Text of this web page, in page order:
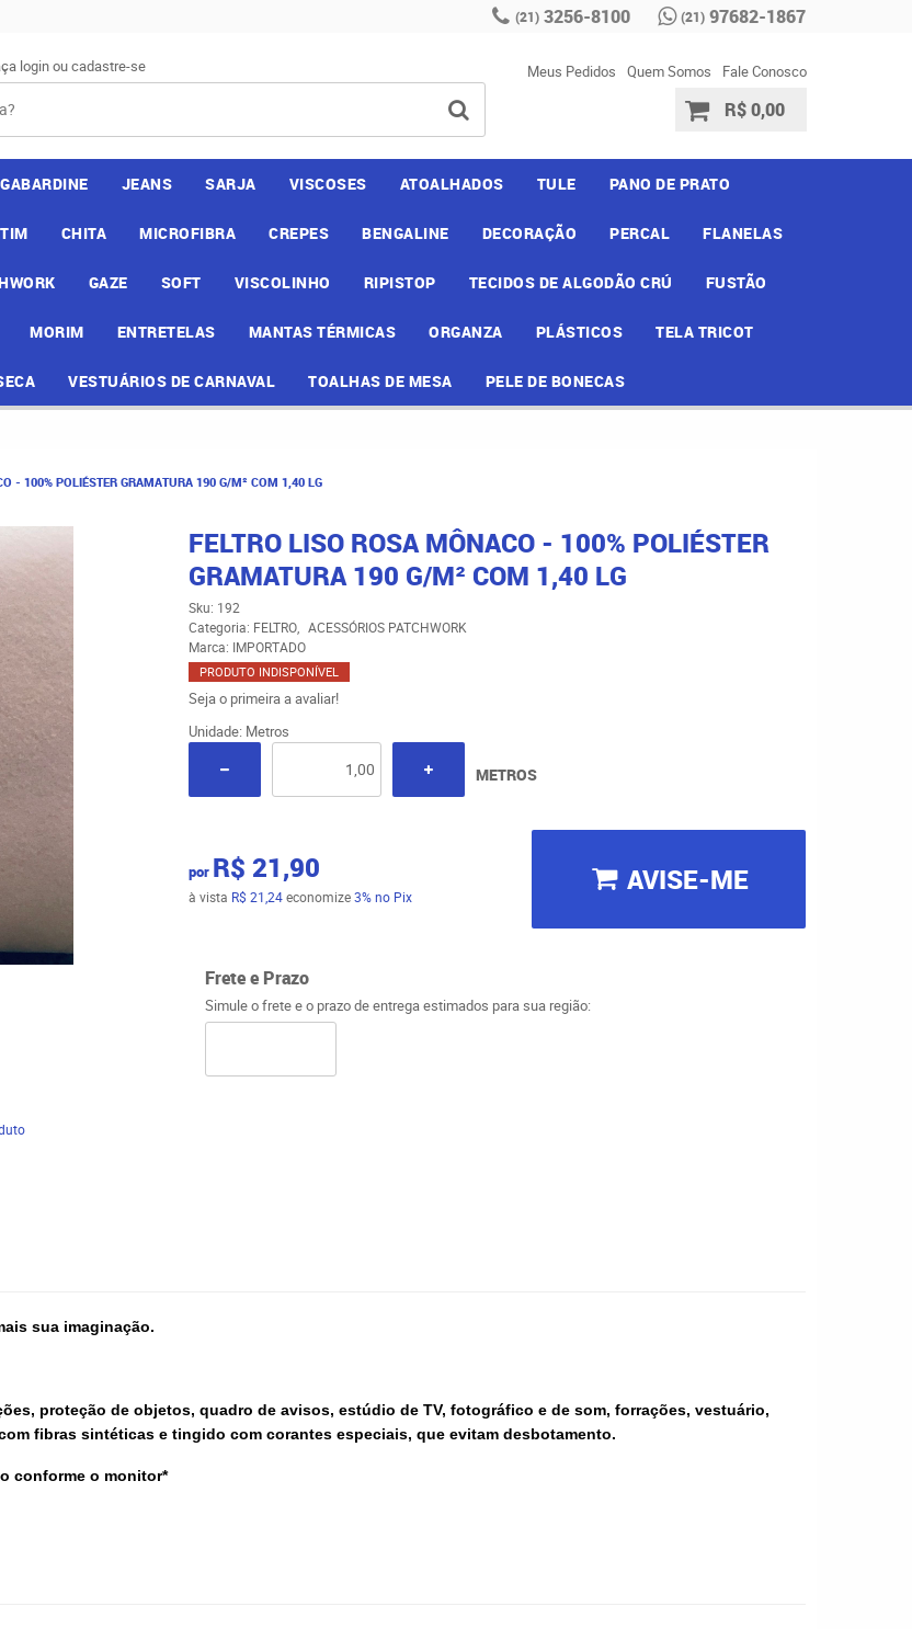
(21) 3256-8100 (21) 97682-1867
loginoucadastre-se Meus Pedidos Quem Somos Fale Conosco
R$ 0,00
GABARDINE JEANS SARJA VISCOSES ATOALHADOS TULE PANO DE PRATO
CHITA MICROFIBRA CREPES BENGALINE DECORAÇÃO PERCAL FLANELAS
GAZE SOFT VISCOLINHO RIPISTOP TECIDOS DE ALGODÃO CRÚ FUSTÃO
MORIM ENTRETELAS MANTAS TÉRMICAS ORGANZA PLÁSTICOS TELA TRICOT
VESTUÁRIOS DE CARNAVAL TOALHAS DE MESA PELE DE BONECAS
- 100% POLIÉSTER GRAMATURA 190 G/M² COM 1,40 LG
FELTRO LISO ROSA MÔNACO - 100% POLIÉSTER
GRAMATURA 190 G/M² COM 1,40 LG
Sku: 192
Categoria: FELTRO
ACESSÓRIOS PATCHWORK
Marca: IMPORTADO
PRODUTO INDISPONÍVEL
Seja o primeira a avaliar!
Unidade: Metros
METROS
por R$ 21,90
à vista R$ 21,24economize3% no Pix AVISE-ME
Frete e Prazo
Simule o frete e o prazo de entrega estimados para sua região:
sua imaginação.
proteção de objetos, quadro de avisos, estúdio de TV, fotográfico e de som, forrações, vestuário,
fibras sintéticas e tingido com corantes especiais, que evitam desbotamento.
conforme o monitor*